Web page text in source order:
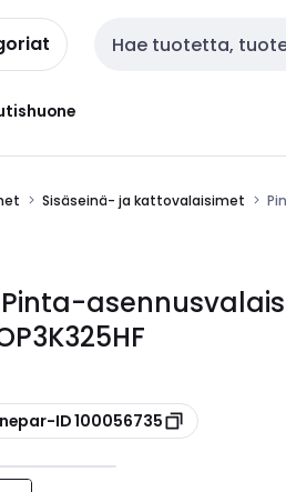
Haku
Sisäseinä- ja kattovalaisimet
Pinta-
ID 100056735